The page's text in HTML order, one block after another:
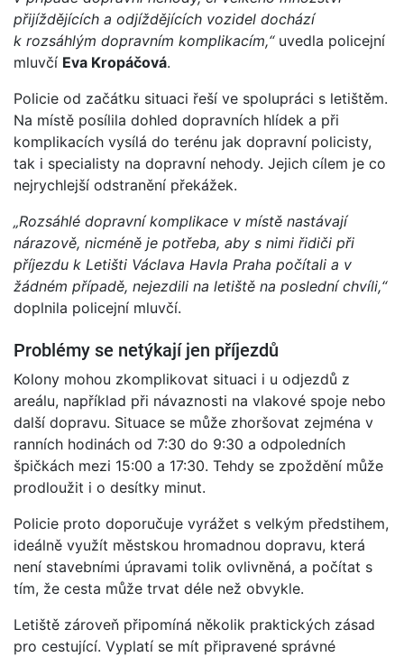
přijíždějících a odjíždějících vozidel dochází
k rozsáhlým dopravním komplikacím,“uvedla policejní
mluvčí Eva Kropáčová.
Policie od začátku situaci řeší ve spolupráci s letištěm.
Na místě posílila dohled dopravních hlídek a při
komplikacích vysílá do terénu jak dopravní policisty,
tak i specialisty na dopravní nehody. Jejich cílem je co
nejrychlejší odstranění překážek.
„Rozsáhlé dopravní komplikace v místě nastávají
nárazově, nicméně je potřeba, aby s nimi řidiči při
příjezdu k Letišti Václava Havla Praha počítali a v
žádném případě, nejezdili na letiště na poslední chvíli,“
doplnila policejní mluvčí.
Problémy se netýkají jen příjezdů
Kolony mohou zkomplikovat situaci i u odjezdů z
areálu, například při návaznosti na vlakové spoje nebo
další dopravu. Situace se může zhoršovat zejména v
ranních hodinách od 7:30 do 9:30 a odpoledních
špičkách mezi 15:00 a 17:30. Tehdy se zpoždění může
prodloužit i o desítky minut.
Policie proto doporučuje vyrážet s velkým předstihem,
ideálně využít městskou hromadnou dopravu, která
není stavebními úpravami tolik ovlivněná, a počítat s
tím, že cesta může trvat déle než obvykle.
Letiště zároveň připomíná několik praktických zásad
pro cestující. Vyplatí se mít připravené správné